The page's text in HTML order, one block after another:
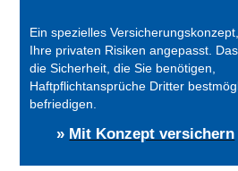
Ein spezielles
Ihre privaten Risiken angepasst.
die Sicherheit, die Sie benötigen,
Haftpflichtansprüche Dritter
befriedigen.
» Mit Konzept versichern